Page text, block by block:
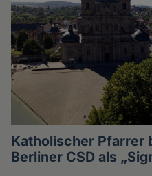
Katholischer Pfarrer
Berliner CSD als